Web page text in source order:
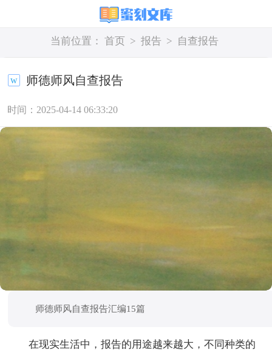
当前位置： 首页 > 报告 > 自查报告
师德师风自查报告
时间：2025-04-14 06:33:20
师德师风自查报告汇编15篇
在现实生活中，报告的用途越来越大，不同种类的